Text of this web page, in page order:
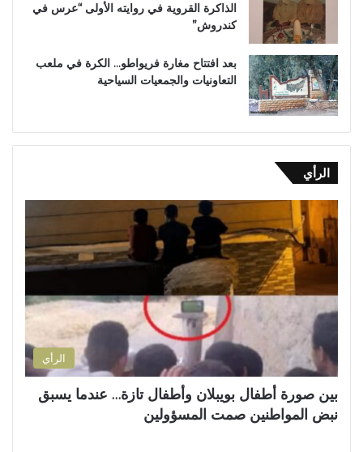
الذاكرة القروية في روايته الأولى “عرس في
كندروش”
بعد افتتاح مغارة فريواطو… الكرة في ملعب
التعاونيات والجمعيات السياحية
الرأي
الرأي
بين صورة أطفال بويبلان وأطفال تازة… عندما يسبق
نبض المواطنين صمت المسؤولين